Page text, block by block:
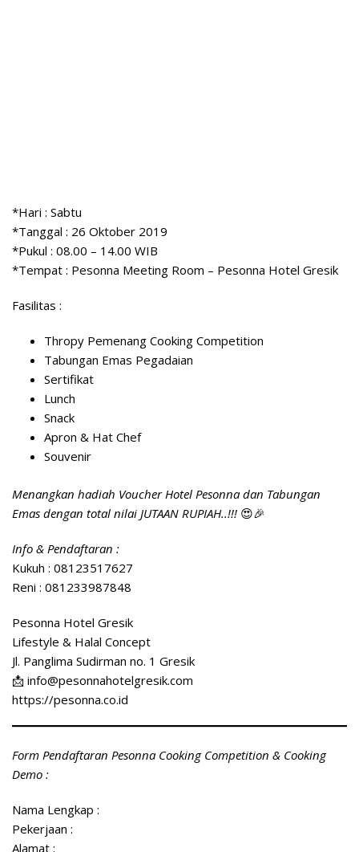
*Hari : Sabtu
*Tanggal : 26 Oktober 2019
*Pukul : 08.00 – 14.00 WIB
*Tempat : Pesonna Meeting Room – Pesonna Hotel Gresik
Fasilitas :
Thropy Pemenang Cooking Competition
Tabungan Emas Pegadaian
Sertifikat
Lunch
Snack
Apron & Hat Chef
Souvenir
Menangkan hadiah Voucher Hotel Pesonna dan Tabungan
Emas dengan total nilai JUTAAN RUPIAH..!!! 😍🎉
Info & Pendaftaran :
Kukuh : 08123517627
Reni : 081233987848
Pesonna Hotel Gresik
Lifestyle & Halal Concept
Jl. Panglima Sudirman no. 1 Gresik
📩 info@pesonnahotelgresik.com
https://pesonna.co.id
Form Pendaftaran Pesonna Cooking Competition & Cooking
Demo :
Nama Lengkap :
Pekerjaan :
Alamat :